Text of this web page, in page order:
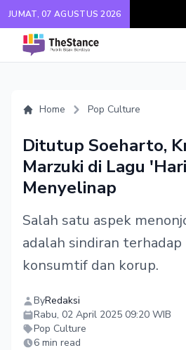
JUMAT, 07 AGUSTUS 2026
Home Pop Culture
Ditutup Soeharto,
Marzuki di Lagu
Menyelinap
Salah satu aspek
adalah sindiran terhadap
konsumtif dan korup.
ByRedaksi
Rabu, 02 April 2025 09:20 WIB
Pop Culture
6 min read